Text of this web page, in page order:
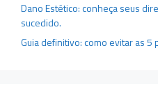
Dano Estético: conheça seus
sucedido.
Guia definitivo: como evitar as 5